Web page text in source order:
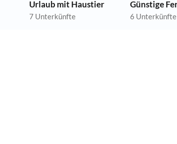
Urlaub mit Haustier
7 Unterkünfte 6 Unterkünfte